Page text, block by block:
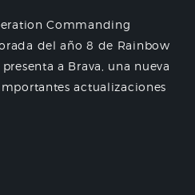
Commanding
del año 8 de Rainbow
a Brava, una nueva
actualizaciones